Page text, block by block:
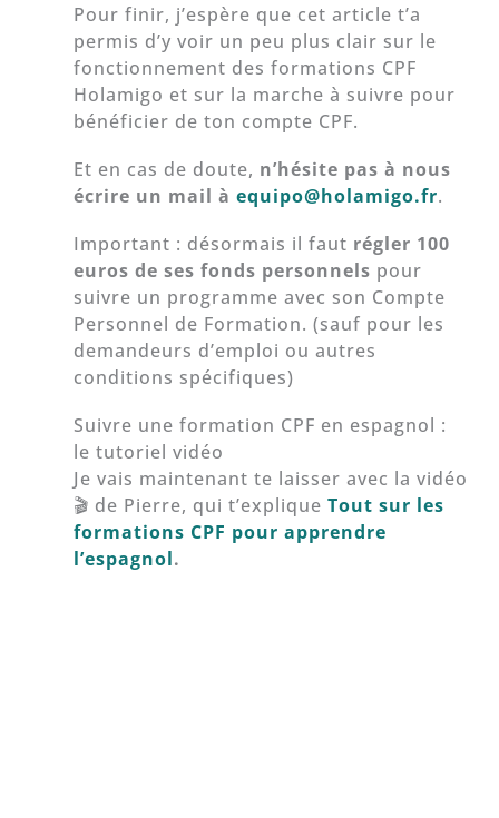
Pour finir, j’espère que cet article t’a
permis d’y voir un peu plus clair sur le
fonctionnement des formations CPF
Holamigo et sur la marche à suivre pour
bénéficier de ton compte CPF.
Et en cas de doute, n’hésite pas à nous
écrire un mail à equipo@holamigo.fr.
Important : désormais il faut régler 100
euros de ses fonds personnels pour
suivre un programme avec son Compte
Personnel de Formation. (sauf pour les
demandeurs d’emploi ou autres
conditions spécifiques)
Suivre une formation CPF en espagnol :
le tutoriel vidéo
Je vais maintenant te laisser avec la vidéo
🎬 de Pierre, qui t’expliqueTout sur les
formations CPF pour apprendre
l’espagnol.